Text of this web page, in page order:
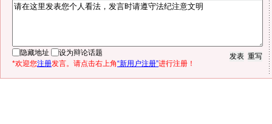
隐藏地址
设为辩论话题
*欢迎您注册发言。请点击右上角“新用户注册”进行注册！